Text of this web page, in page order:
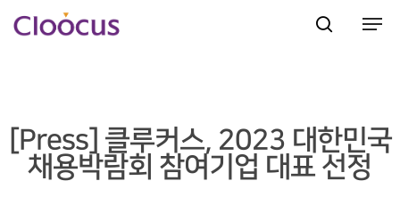
[Press] 클루커스, 2023 대한민국
채용박람회 참여기업 대표 선정